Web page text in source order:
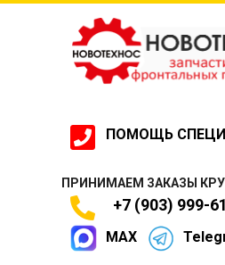
ПОМОЩЬ
ПРИНИМАЕМ ЗАКАЗЫ
+7 (903) 999-
MAX